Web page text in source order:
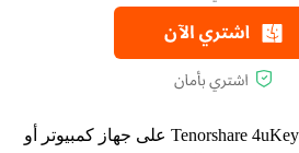
قم بتثبيت Tenorshare 4uKey على جهاز كمبيوتر أو